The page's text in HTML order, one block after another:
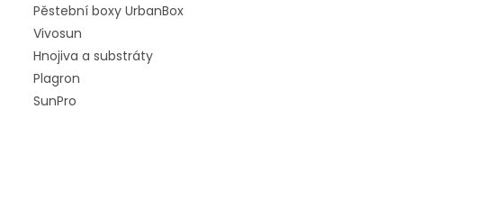
Pěstební boxy UrbanBox
Vivosun
Hnojiva a substráty
Plagron
SunPro